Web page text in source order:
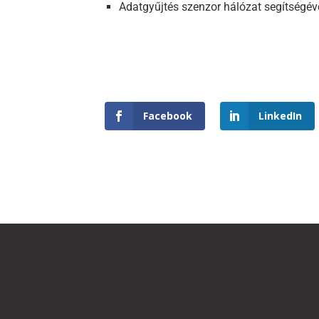
Adatgyűjtés szenzor hálózat
Facebook LinkedIn